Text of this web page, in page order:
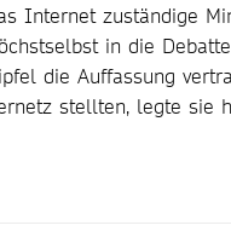
Internet zuständige
in die
die Auffassung
stellten, legte